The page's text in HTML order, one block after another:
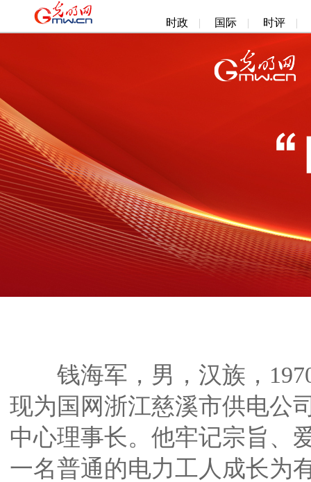
时政 | 国际 | 时评 |
钱海军，男，汉族，1970
现为国网浙江慈溪市供电公
中心理事长。他牢记宗旨、
一名普通的电力工人成长为